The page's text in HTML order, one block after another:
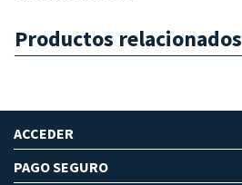
Productos relacionados
ACCEDER
PAGO SEGURO